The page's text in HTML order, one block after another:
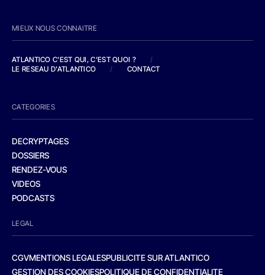
MIEUX NOUS CONNAITRE
ATLANTICO C'EST QUI, C'EST QUOI ?
/
LE RESEAU D'ATLANTICO
/ CONTACT
CATEGORIES
DECRYPTAGES
DOSSIERS
RENDEZ-VOUS
VIDEOS
PODCASTS
LEGAL
CGVMENTIONS LEGALESPUBLICITE SUR ATLANTICO
GESTION DES COOKIESPOLITIQUE DE CONFIDENTIALITE